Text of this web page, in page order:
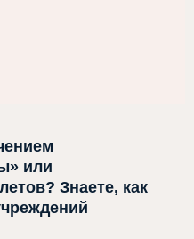
или
Знаете, как